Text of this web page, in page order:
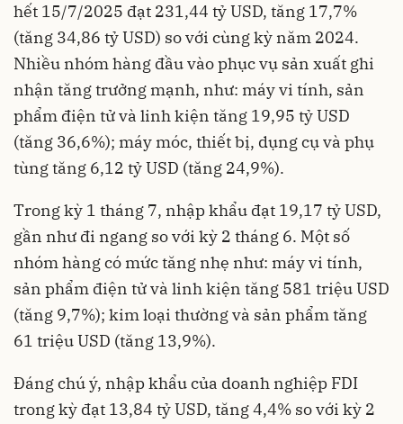
hết 15/7/2025 đạt 231,44 tỷ USD, tăng 17,7%
(tăng 34,86 tỷ USD) so với cùng kỳ năm 2024.
Nhiều nhóm hàng đầu vào phục vụ sản xuất ghi
nhận tăng trưởng mạnh, như: máy vi tính, sản
phẩm điện tử và linh kiện tăng 19,95 tỷ USD
(tăng 36,6%); máy móc, thiết bị, dụng cụ và phụ
tùng tăng 6,12 tỷ USD (tăng 24,9%).
Trong kỳ 1 tháng 7, nhập khẩu đạt 19,17 tỷ USD,
gần như đi ngang so với kỳ 2 tháng 6. Một số
nhóm hàng có mức tăng nhẹ như: máy vi tính,
sản phẩm điện tử và linh kiện tăng 581 triệu USD
(tăng 9,7%); kim loại thường và sản phẩm tăng
61 triệu USD (tăng 13,9%).
Đáng chú ý, nhập khẩu của doanh nghiệp FDI
trong kỳ đạt 13,84 tỷ USD, tăng 4,4% so với kỳ 2